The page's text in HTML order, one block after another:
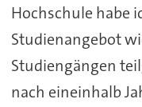
Hochschule habe
Studienangebot
Studiengängen
nach eineinhalb